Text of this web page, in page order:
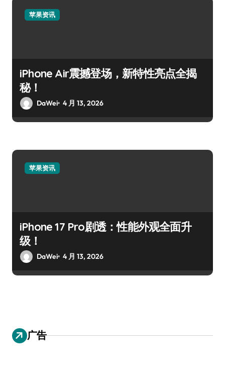
苹果资讯
iPhone Air震撼登场，新特性亮点全揭
秘！
DaWei 4 月 13, 2026
苹果资讯
iPhone 17 Pro剧透：性能外观全面升
级！
DaWei 4 月 13, 2026
广告